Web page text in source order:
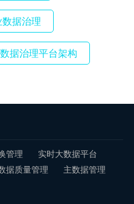
据治理
据治理平台架构
管理
实时大数据平台
据质量管理
主数据管理